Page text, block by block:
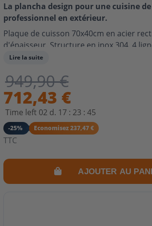
La plancha design pour une cuisine
professionnel en extérieur.
Plaque de cuisson 70x40cm en acier
d'épaisseur. Structure en inox 304. 4
réparties sur l'ensemble de la plaque
pour 8-10 personnes. Consommation
Lire la suite
949,90 €
712,43 €
Time left 02 d. 17 : 23 :44
-25% Economisez 237,47 €
TTC
AJOUTER AU